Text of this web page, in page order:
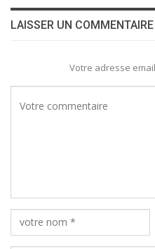
LAISSER UN COMMENTAIRE
Votre adresse